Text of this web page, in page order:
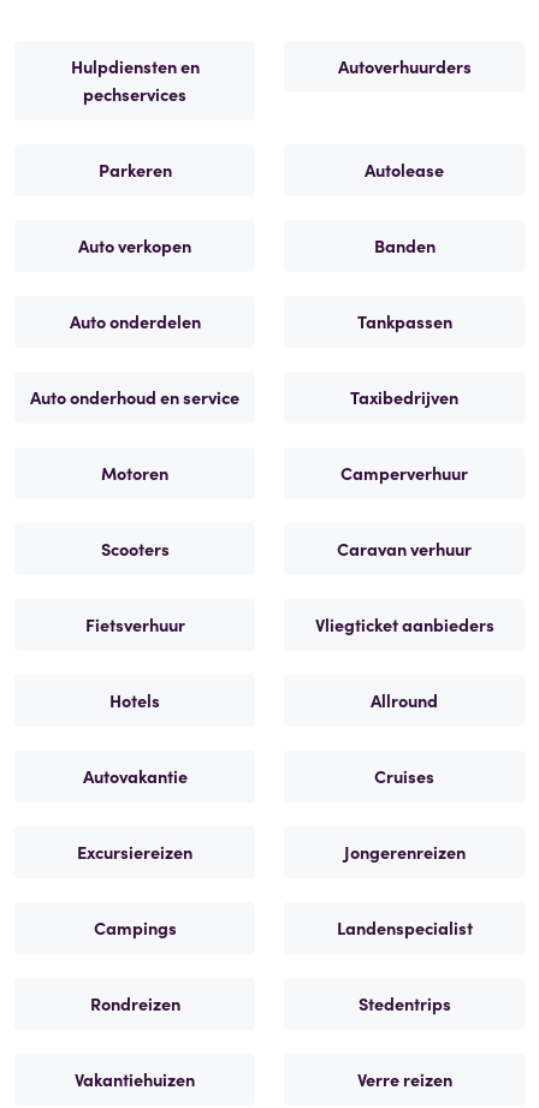
Hulpdiensten en
pechservices
Autoverhuurders
Parkeren Autolease
Auto verkopen Banden
Auto onderdelen Tankpassen
Auto onderhoud en service Taxibedrijven
Motoren Camperverhuur
Scooters Caravan verhuur
Fietsverhuur Vliegticket aanbieders
Hotels Allround
Autovakantie Cruises
Excursiereizen Jongerenreizen
Campings Landenspecialist
Rondreizen Stedentrips
Vakantiehuizen Verre reizen